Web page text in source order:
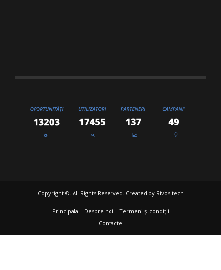
Copyright ©. All Rights Reserved. Created by Rivos.tech
Principala Despre noi
Termeni și condiții
Contacte